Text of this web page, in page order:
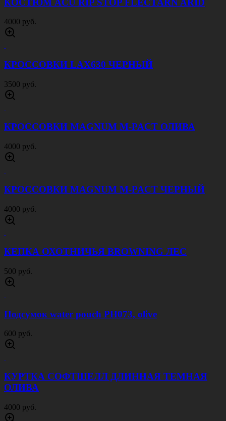
4000 руб.
КРОССОВКИ LAX630 ЧЕРНЫЙ
3500 руб.
КРОССОВКИ MAGNUM M-PACT ОЛИВА
4000 руб.
КРОССОВКИ MAGNUM M-PACT ЧЕРНЫЙ
4000 руб.
КЕПКА ОХОТНИЧЬЯ BROWNING ЛЕС
500 руб.
Подсумок water pouch PH073, olive
600 руб.
КУРТКА СОФТШЕЛЛ ДЛИННАЯ ТЕМНАЯ
ОЛИВА
4000 руб.